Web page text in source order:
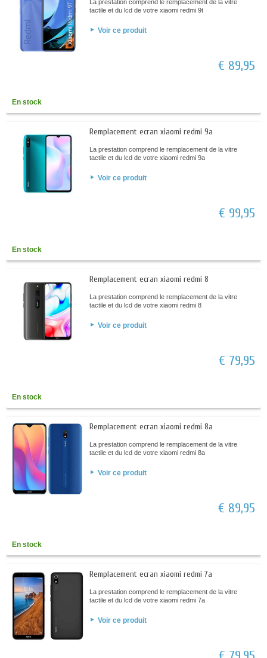
La prestation comprend le remplacement de la vitre
tactile et du lcd de votre xiaomi redmi 9t
Voir ce produit
€ 89,95
En stock
Remplacement ecran xiaomi redmi 9a
La prestation comprend le remplacement de la vitre
tactile et du lcd de votre xiaomi redmi 9a
Voir ce produit
€ 99,95
En stock
Remplacement ecran xiaomi redmi 8
La prestation comprend le remplacement de la vitre
tactile et du lcd de votre xiaomi redmi 8
Voir ce produit
€ 79,95
En stock
Remplacement ecran xiaomi redmi 8a
La prestation comprend le remplacement de la vitre
tactile et du lcd de votre xiaomi redmi 8a
Voir ce produit
€ 89,95
En stock
Remplacement ecran xiaomi redmi 7a
La prestation comprend le remplacement de la vitre
tactile et du lcd de votre xiaomi redmi 7a
Voir ce produit